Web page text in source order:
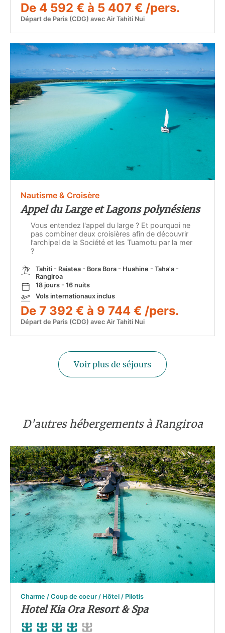
De 4 592 € à 5 407 € /pers.
Départ de Paris (CDG) avec Air Tahiti Nui
Nautisme & Croisère
Appel du Large et Lagons polynésiens
Vous entendez l'appel du large ? Et pourquoi ne
pas combiner deux croisières afin de découvrir
l’archipel de la Société et les Tuamotu par la mer
?
Tahiti - Raiatea - Bora Bora - Huahine - Taha'a -
Rangiroa
18 jours - 16 nuits
Vols internationaux inclus
De 7 392 € à 9 744 € /pers.
Départ de Paris (CDG) avec Air Tahiti Nui
Voir plus de séjours
D'autres hébergements à Rangiroa
Charme / Coup de coeur / Hôtel / Pilotis
Hotel Kia Ora Resort & Spa